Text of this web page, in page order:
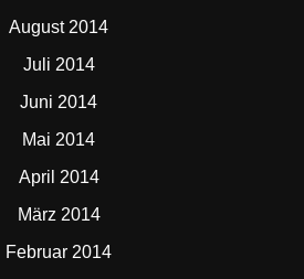
August 2014
Juli 2014
Juni 2014
Mai 2014
April 2014
März 2014
Februar 2014